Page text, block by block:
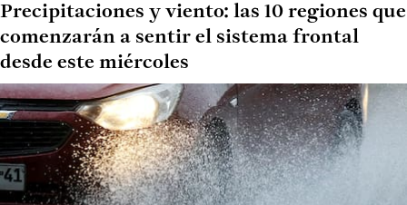
Precipitaciones y viento: las 10 regiones que
comenzarán a sentir el sistema frontal
desde este miércoles